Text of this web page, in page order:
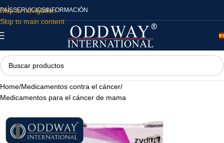
Skip to navigation
Skip to main content
PAÍSSERVICIOSINFORMACIÓN
Home/Medicamentos contra el cáncer/
Medicamentos para el cáncer de mama